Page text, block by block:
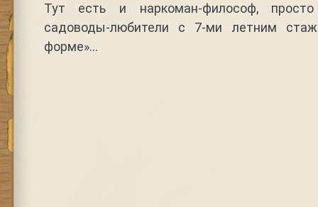
Тут есть и наркоман-философ, просто
садоводы-любители с 7-ми летним
форме»…